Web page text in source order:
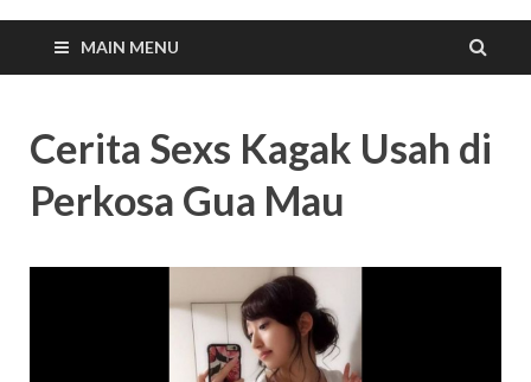
MAIN MENU
Cerita Sexs Kagak Usah di
Perkosa Gua Mau